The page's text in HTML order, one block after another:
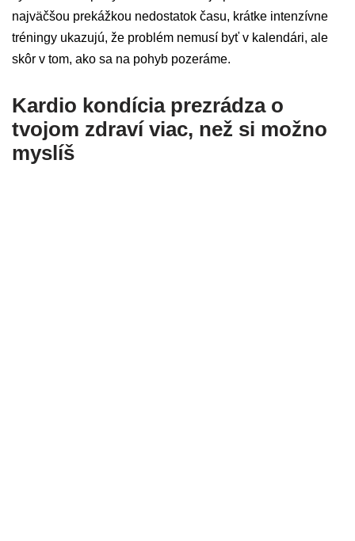
najväčšou prekážkou nedostatok času, krátke intenzívne
tréningy ukazujú, že problém nemusí byť v kalendári, ale
skôr v tom, ako sa na pohyb pozeráme.
Kardio kondícia prezrádza o
tvojom zdraví viac, než si možno
myslíš